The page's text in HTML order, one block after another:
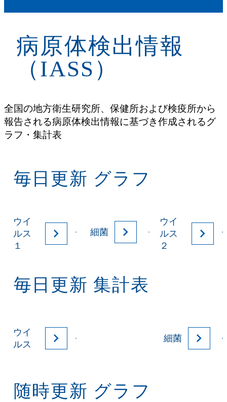
病原体検出情報
（IASS）
全国の地方衛生研究所、保健所および検疫所から
報告される病原体検出情報に基づき作成されるグ
ラフ・集計表
毎日更新 グラフ
ウイ
ルス
１
細菌
ウイ
ルス
２
毎日更新 集計表
ウイ
ルス
細菌
随時更新 グラフ